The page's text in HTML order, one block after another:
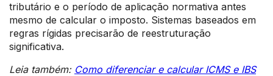
tributário e o período de aplicação normativa antes
mesmo de calcular o imposto. Sistemas baseados em
regras rígidas precisarão de reestruturação
significativa.
Leia também: Como diferenciar e calcular ICMS e IBS